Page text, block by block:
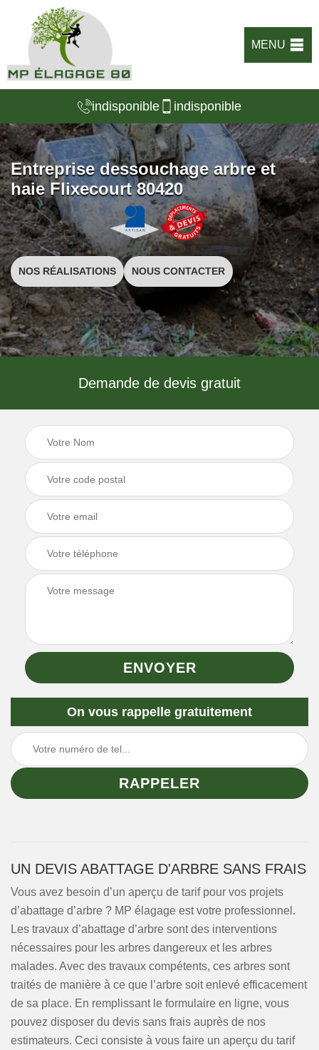
MENU
indisponible indisponible
Entreprise dessouchage arbre et
haie Flixecourt 80420
NOS RÉALISATIONS NOUS CONTACTER
Demande de devis gratuit
On vous rappelle gratuitement
UN DEVIS ABATTAGE D'ARBRE SANS FRAIS
Vous avez besoin d’un aperçu de tarif pour vos projets
d’abattage d’arbre ? MP élagage est votre professionnel.
Les travaux d’abattage d’arbre sont des interventions
nécessaires pour les arbres dangereux et les arbres
malades. Avec des travaux compétents, ces arbres sont
traités de manière à ce que l’arbre soit enlevé efficacement
de sa place. En remplissant le formulaire en ligne, vous
pouvez disposer du devis sans frais auprès de nos
estimateurs. Ceci consiste à vous faire un aperçu du tarif